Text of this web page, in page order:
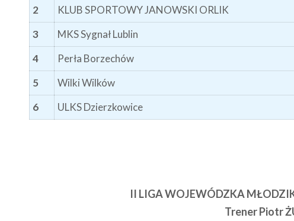
2
KLUB SPORTOWY JANOWSKI ORLIK
3
MKS Sygnał Lublin
4
Perła Borzechów
5
Wilki Wilków
6
ULKS Dzierzkowice
II LIGA WOJEWÓDZKA
Trener Piotr